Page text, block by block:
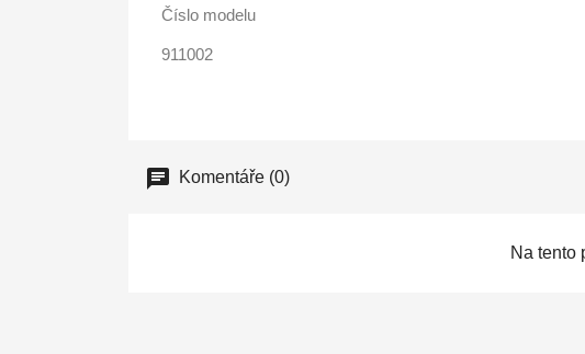
Číslo modelu
911002
Komentáře (0)
Na tento